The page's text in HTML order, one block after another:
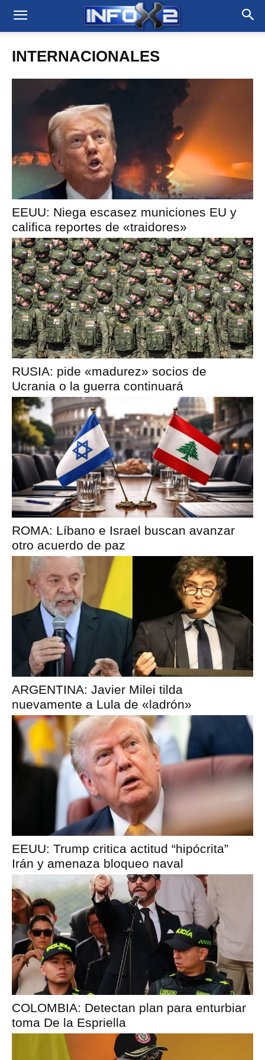
INTERNACIONALES
EEUU: Niega escasez municiones EU y
califica reportes de «traidores»
RUSIA: pide «madurez» socios de
Ucrania o la guerra continuará
ROMA: Líbano e Israel buscan avanzar
otro acuerdo de paz
ARGENTINA: Javier Milei tilda
nuevamente a Lula de «ladrón»
EEUU: Trump critica actitud “hipócrita”
Irán y amenaza bloqueo naval
COLOMBIA: Detectan plan para enturbiar
toma De la Espriella